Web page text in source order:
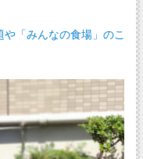
「みんなの食場」のこ